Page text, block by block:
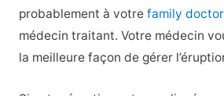
probablement à votre family doctor
médecin traitant. Votre médecin
la meilleure façon de gérer